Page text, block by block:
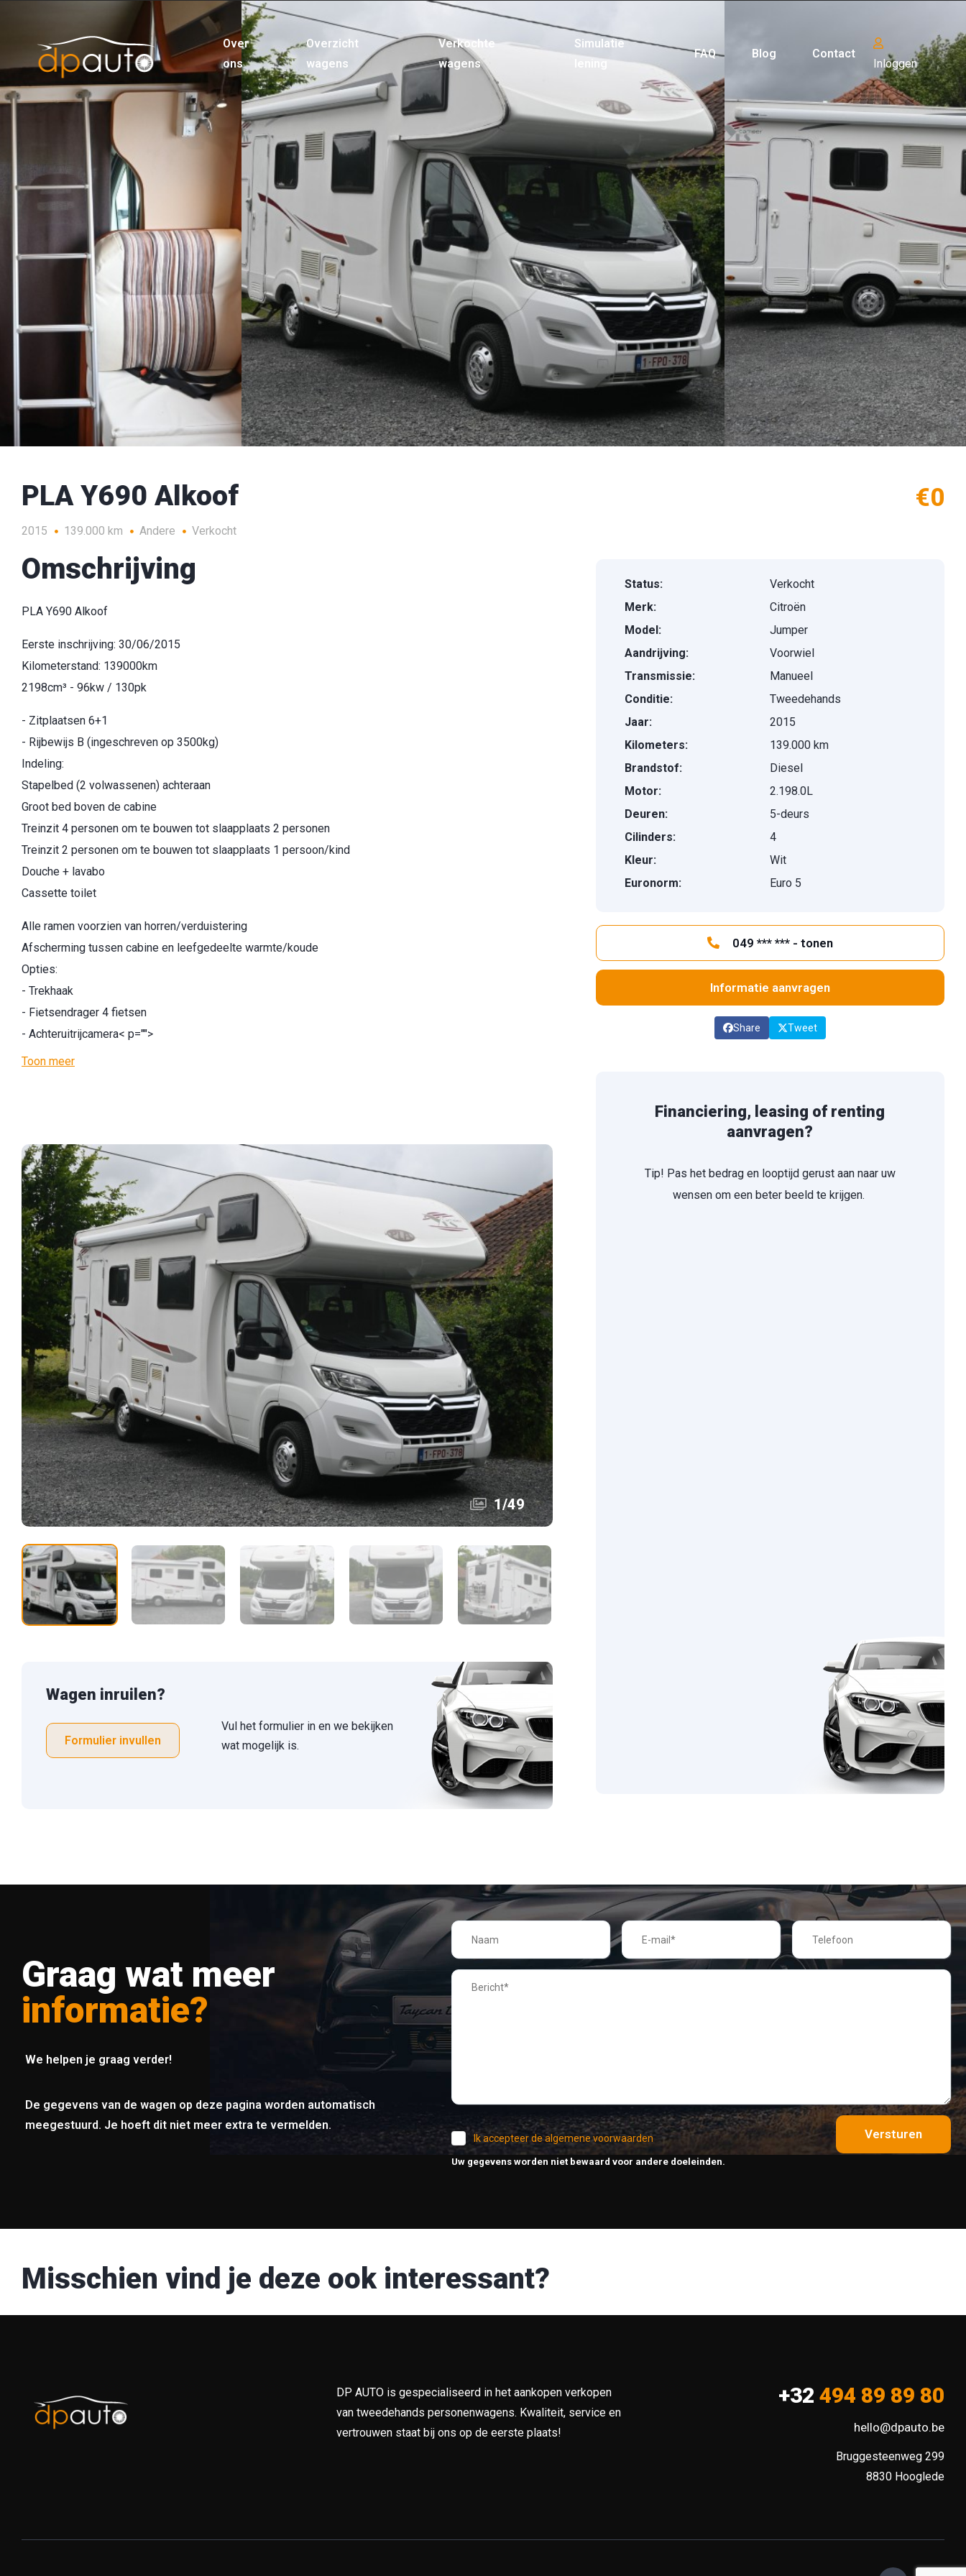
Over
ons
Overzicht
wagens
Verkochte
wagens
Simulatie
lening
FAQ Blog Contact
Inloggen
PLA Y690 Alkoof €0
2015 139.000 km Andere Verkocht
Omschrijving
PLA Y690 Alkoof
Eerste inschrijving: 30/06/2015
Kilometerstand: 139000km
2198cm³ - 96kw / 130pk
- Zitplaatsen 6+1
- Rijbewijs B (ingeschreven op 3500kg)
Indeling:
Stapelbed (2 volwassenen) achteraan
Groot bed boven de cabine
Treinzit 4 personen om te bouwen tot slaapplaats 2 personen
Treinzit 2 personen om te bouwen tot slaapplaats 1 persoon/kind
Douche + lavabo
Cassette toilet
Alle ramen voorzien van horren/verduistering
Afscherming tussen cabine en leefgedeelte warmte/koude
Opties:
- Trekhaak
- Fietsendrager 4 fietsen
- Achteruitrijcamera< p="">
Toon meer
1/49
Wagen inruilen?
Formulier invullen
Vul het formulier in en we bekijken
wat mogelijk is.
Status:
Verkocht
Merk:
Citroën
Model:
Jumper
Aandrijving:
Voorwiel
Transmissie:
Manueel
Conditie:
Tweedehands
Jaar:
2015
Kilometers:
139.000 km
Brandstof:
Diesel
Motor:
2.198.0L
Deuren:
5-deurs
Cilinders:
4
Kleur:
Wit
Euronorm:
Euro 5
049 *** *** - tonen
Informatie aanvragen
Share Tweet
Financiering, leasing of renting
aanvragen?
Tip! Pas het bedrag en looptijd gerust aan naar uw
wensen om een beter beeld te krijgen.
Graag wat meer
informatie?
We helpen je graag verder!
De gegevens van de wagen op deze pagina worden automatisch
meegestuurd. Je hoeft dit niet meer extra te vermelden.
Ik accepteer de algemene voorwaarden Versturen
Uw gegevens worden niet bewaard voor andere doeleinden.
Misschien vind je deze ook interessant?
DP AUTO is gespecialiseerd in het aankopen verkopen
van tweedehands personenwagens. Kwaliteit, service en
vertrouwen staat bij ons op de eerste plaats!
+32 494 89 89 80
hello@dpauto.be
Bruggesteenweg 299
8830 Hooglede